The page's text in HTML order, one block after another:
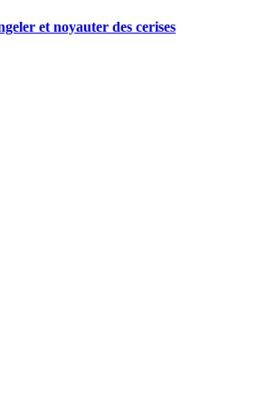
et noyauter des cerises